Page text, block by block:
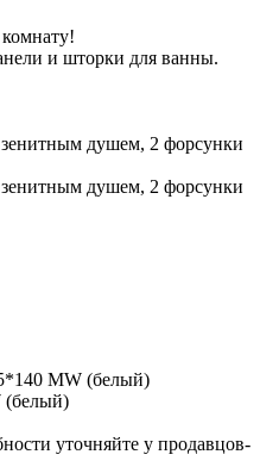
и шторки для ванны.
зенитным душем, 2 форсунки
зенитным душем, 2 форсунки
MW (белый)
(белый)
уточняйте у продавцов-